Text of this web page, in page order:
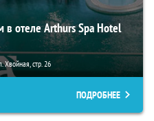
отеле Arthurs Spa Hotel
Хвойная, стр. 26
ПОДРОБНЕЕ